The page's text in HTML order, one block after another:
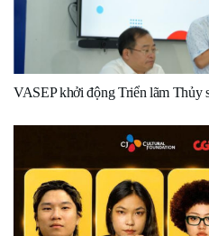
VASEP khởi động Triển lãm Thủy